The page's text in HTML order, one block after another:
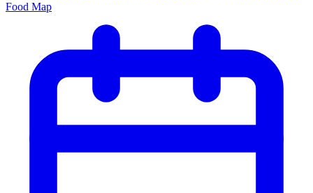
Food Map